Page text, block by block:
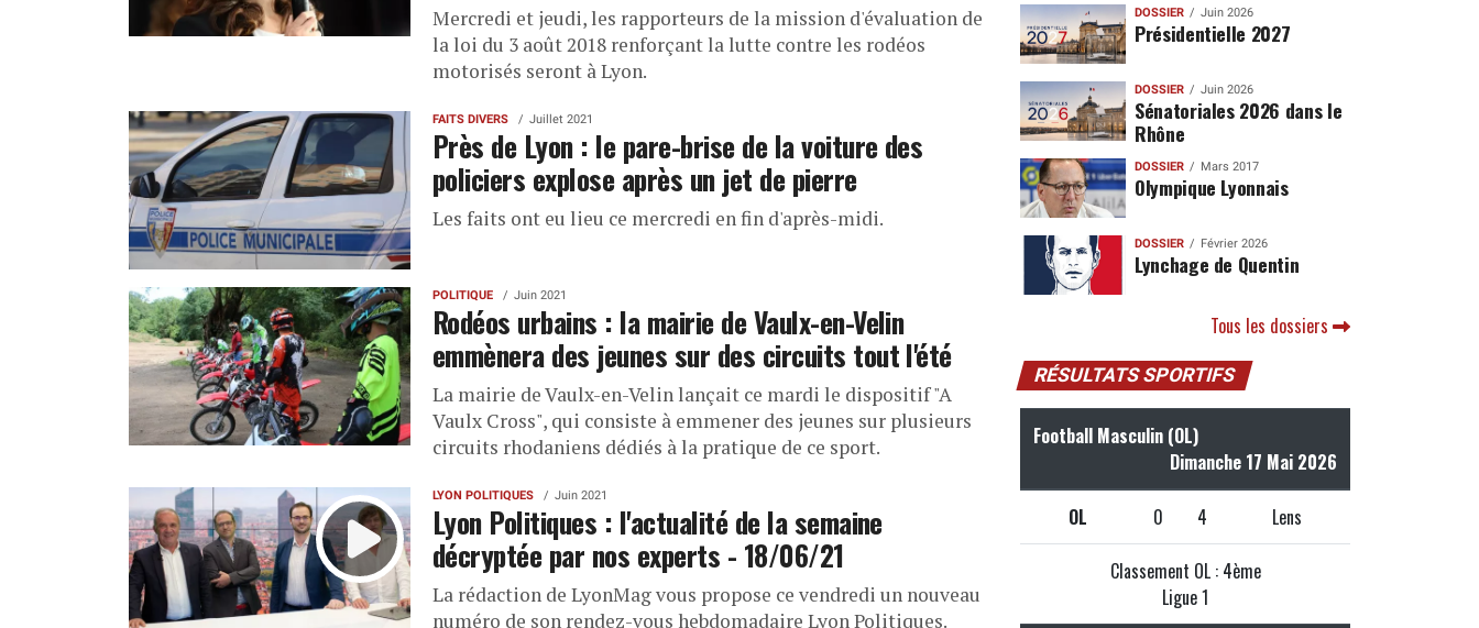
Mercredi et jeudi, les rapporteurs de la mission d'évaluation de
la loi du 3 août 2018 renforçant la lutte contre les rodéos
motorisés seront à Lyon.
FAITS DIVERS Juillet 2021
Près de Lyon : le pare-brise de la voiture des
policiers explose après un jet de pierre
Les faits ont eu lieu ce mercredi en fin d'après-midi.
POLITIQUE Juin 2021
Rodéos urbains : la mairie de Vaulx-en-Velin
emmènera des jeunes sur des circuits tout l'été
La mairie de Vaulx-en-Velin lançait ce mardi le dispositif "A
Vaulx Cross", qui consiste à emmener des jeunes sur plusieurs
circuits rhodaniens dédiés à la pratique de ce sport.
LYON POLITIQUES Juin 2021
Lyon Politiques : l'actualité de la semaine
décryptée par nos experts - 18/06/21
La rédaction de LyonMag vous propose ce vendredi un nouveau
numéro de son rendez-vous hebdomadaire Lyon Politiques.
DOSSIER Juin 2026
Présidentielle 2027
DOSSIER Juin 2026
Sénatoriales 2026 dans le
Rhône
DOSSIER Mars 2017
Olympique Lyonnais
DOSSIER Février 2026
Lynchage de Quentin
Tous les dossiers
RÉSULTATS SPORTIFS
Football Masculin (OL)
Dimanche 17 Mai 2026
OL 0 4 Lens
Classement OL : 4ème
Ligue 1